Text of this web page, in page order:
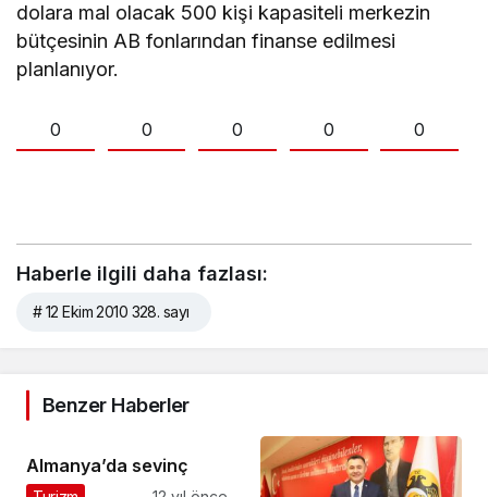
dolara mal olacak 500 kişi kapasiteli merkezin
bütçesinin AB fonlarından finanse edilmesi
planlanıyor.
0 0 0
0
0
Haberle ilgili daha fazlası:
# 12 Ekim 2010 328. sayı
Benzer Haberler
Almanya’da sevinç